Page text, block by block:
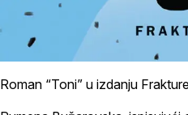
Roman “Toni” u izdanju